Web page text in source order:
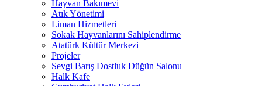
Hayvan Bakımevi
Atık Yönetimi
Liman Hizmetleri
Sokak Hayvanlarını Sahiplendirme
Atatürk Kültür Merkezi
Projeler
Sevgi Barış Dostluk Düğün Salonu
Halk Kafe